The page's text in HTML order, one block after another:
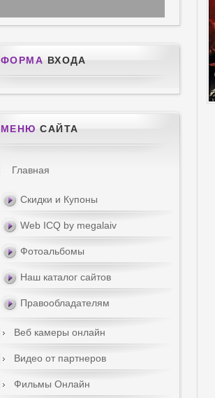
ФОРМА ВХОДА
МЕНЮ САЙТА
Главная
Скидки и Купоны
Web ICQ by megalaiv
Фотоальбомы
Наш каталог сайтов
Правообладателям
Веб камеры онлайн
Видео от партнеров
Фильмы Онлайн